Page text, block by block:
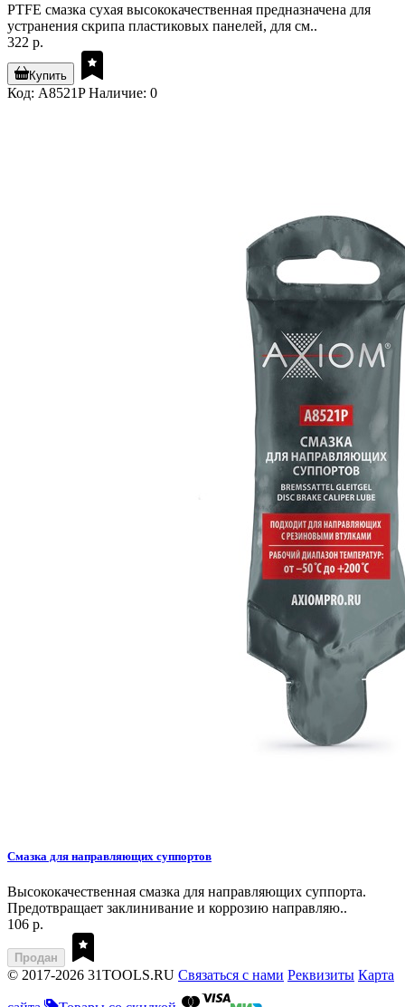
PTFE смазка сухая высококачественная предназначена для
устранения скрипа пластиковых панелей, для см..
322 р.
Купить
Код: A8521P Наличие: 0
Смазка для направляющих суппортов
Высококачественная смазка для направляющих суппорта.
Предотвращает заклинивание и коррозию направляю..
106 р.
Продан
© 2017-2026 31TOOLS.RU Связаться с нами Реквизиты Карта